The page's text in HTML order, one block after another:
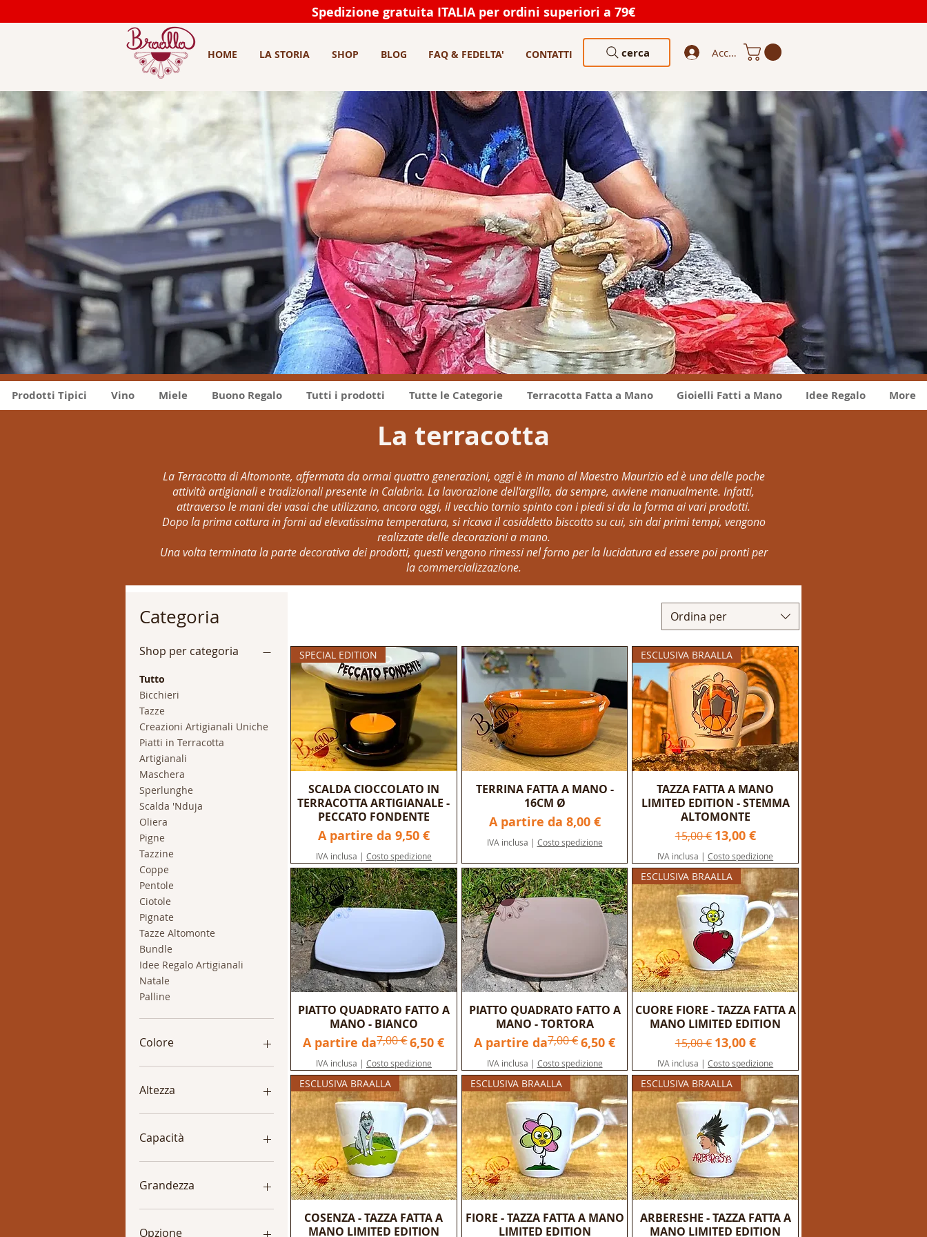
Spedizione gratuita ITALIA per ordini superiori a 79€
HOME LA STORIA SHOP BLOG FAQ & FEDELTA' CONTATTI cerca Accedi
Prodotti Tipici Vino Miele Buono Regalo Tutti i prodotti Tutte le Categorie Terracotta Fatta a Mano Gioielli Fatti a Mano Idee Regalo More
La terracotta
La Terracotta di Altomonte, affermata da ormai quattro generazioni, oggi è in mano al Maestro Maurizio ed è una delle poche
attività artigianali e tradizionali presente in Calabria. La lavorazione dell'argilla, da sempre, avviene manualmente. Infatti,
attraverso le mani dei vasai che utilizzano, ancora oggi, il vecchio tornio spinto con i piedi si da la forma ai vari prodotti.
Dopo la prima cottura in forni ad elevatissima temperatura, si ricava il cosiddetto biscotto su cui, sin dai primi tempi, vengono
realizzate delle decorazioni a mano.
Una volta terminata la parte decorativa dei prodotti, questi vengono rimessi nel forno per la lucidatura ed essere poi pronti per
la commercializzazione.
Categoria
Shop per categoria
Tutto
Bicchieri
Tazze
Creazioni Artigianali Uniche
Piatti in Terracotta
Artigianali
Maschera
Sperlunghe
Scalda 'Nduja
Oliera
Pigne
Tazzine
Coppe
Pentole
Ciotole
Pignate
Tazze Altomonte
Bundle
Idee Regalo Artigianali
Natale
Palline
Colore
Altezza
11 cm
15.5 cm
20 cm
25 cm
Capacità
1 Litro
1/2 Litro
Grandezza
10 cm
12 cm
Opzione
Ordina per
SPECIAL EDITION
SCALDA CIOCCOLATO IN
TERRACOTTA ARTIGIANALE -
PECCATO FONDENTE
A partire da 9,50 €
Prezzo scontato
IVA inclusa | Costo spedizione
TERRINA FATTA A MANO -
16CM Ø
A partire da 8,00 €
Prezzo scontato
IVA inclusa | Costo spedizione
ESCLUSIVA BRAALLA
TAZZA FATTA A MANO
LIMITED EDITION - STEMMA
ALTOMONTE
Prezzo regolare
15,00 € Prezzo scontato
13,00 €
IVA inclusa |Costo spedizione
PIATTO QUADRATO FATTO A
MANO - BIANCO
A partire da
Prezzo regolare
7,00 €6,50 €
Prezzo scontato
IVA inclusa | Costo spedizione
PIATTO QUADRATO FATTO A
MANO - TORTORA
A partire da
Prezzo regolare
7,00 €6,50 €
Prezzo scontato
IVA inclusa | Costo spedizione
ESCLUSIVA BRAALLA
CUORE FIORE - TAZZA FATTA A
MANO LIMITED EDITION
Prezzo regolare
15,00 € Prezzo scontato
13,00 €
IVA inclusa |Costo spedizione
ESCLUSIVA BRAALLA
COSENZA - TAZZA FATTA A
MANO LIMITED EDITION
ESCLUSIVA BRAALLA
FIORE - TAZZA FATTA A MANO
LIMITED EDITION
ESCLUSIVA BRAALLA
ARBERESHE - TAZZA FATTA A
MANO LIMITED EDITION